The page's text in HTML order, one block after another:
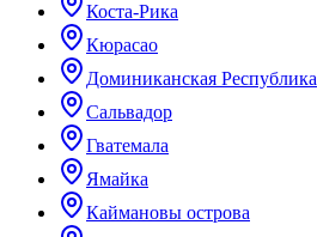
Коста-Рика
Кюрасао
Доминиканская Республика
Сальвадор
Гватемала
Ямайка
Каймановы острова